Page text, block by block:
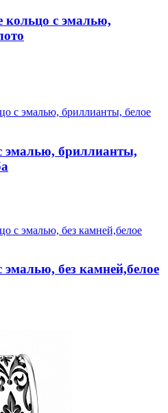
кольцо с эмалью,
эмалью, бриллианты,
без камней,белое